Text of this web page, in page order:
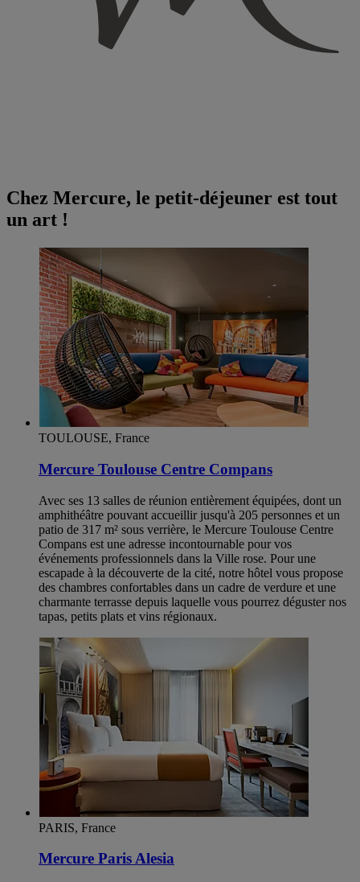
Chez Mercure, le petit-déjeuner est tout
un art !
TOULOUSE, France
Mercure Toulouse Centre Compans
Avec ses 13 salles de réunion entièrement équipées, dont un
amphithéâtre pouvant accueillir jusqu'à 205 personnes et un
patio de 317 m² sous verrière, le Mercure Toulouse Centre
Compans est une adresse incontournable pour vos
événements professionnels dans la Ville rose. Pour une
escapade à la découverte de la cité, notre hôtel vous propose
des chambres confortables dans un cadre de verdure et une
charmante terrasse depuis laquelle vous pourrez déguster nos
tapas, petits plats et vins régionaux.
PARIS, France
Mercure Paris Alesia